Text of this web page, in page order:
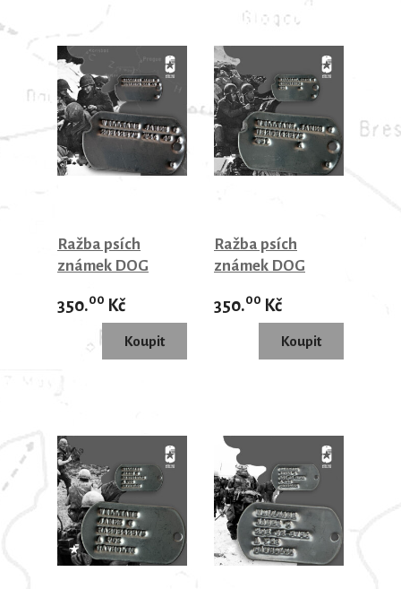
Ražba psích
známek DOG
350.00 Kč
Ražba psích
známek DOG
350.00 Kč